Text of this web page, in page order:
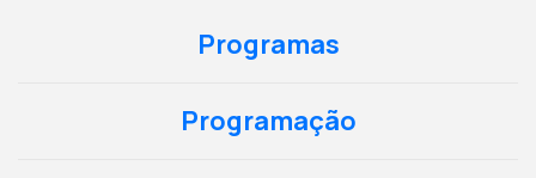
Programas
Programação